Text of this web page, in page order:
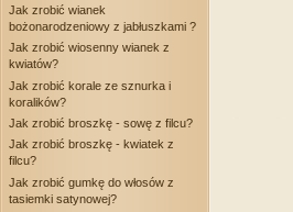
Jak zrobić wianek
bożonarodzeniowy z jabłuszkami ?
Jak zrobić wiosenny wianek z
kwiatów?
Jak zrobić korale ze sznurka i
koralików?
Jak zrobić broszkę - sowę z filcu?
Jak zrobić broszkę - kwiatek z
filcu?
Jak zrobić gumkę do włosów z
tasiemki satynowej?